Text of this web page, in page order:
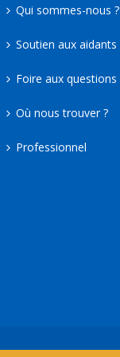
Qui sommes-nous ?
Soutien aux aidants
Foire aux questions
Où nous trouver ?
Professionnel
© 2024